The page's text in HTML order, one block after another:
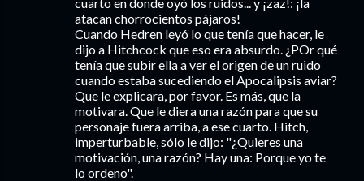
atacan chorrocientos pájaros!
Cuando Hedren leyó lo que tenía que hacer, le
dijo a Hitchcock que eso era absurdo. ¿POr qué
tenía que subir ella a ver el origen de un ruido
cuando estaba sucediendo el Apocalipsis aviar?
Que le explicara, por favor. Es más, que la
motivara. Que le diera una razón para que su
personaje fuera arriba, a ese cuarto. Hitch,
imperturbable, sólo le dijo: "¿Quieres una
motivación, una razón? Hay una: Porque yo te
lo ordeno".